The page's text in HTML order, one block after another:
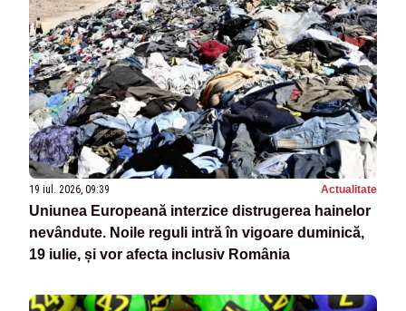
19 iul. 2026, 09:39 Actualitate
Uniunea Europeană interzice distrugerea hainelor
nevândute. Noile reguli intră în vigoare duminică,
19 iulie, și vor afecta inclusiv România